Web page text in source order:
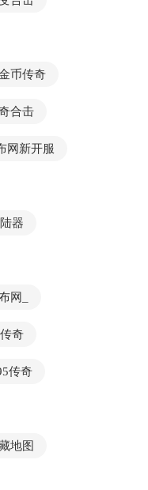
币传奇
合击
网新开服
器
网_
奇
传奇
地图